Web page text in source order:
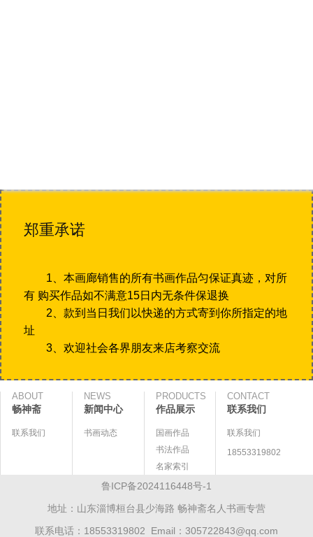
郑重承诺
1、本画廊销售的所有书画作品匀保证真迹，对所
有 购买作品如不满意15日内无条件保退换
2、款到当日我们以快递的方式寄到你所指定的地
址
3、欢迎社会各界朋友来店考察交流
ABOUT
畅神斋
联系我们
NEWS
新闻中心
书画动态
PRODUCTS
作品展示
国画作品
书法作品
名家索引
CONTACT
联系我们
联系我们
18553319802
鲁ICP备2024116448号-1
地址：山东淄博桓台县少海路 畅神斋名人书画专营
联系电话：18553319802 Email：305722843@qq.com